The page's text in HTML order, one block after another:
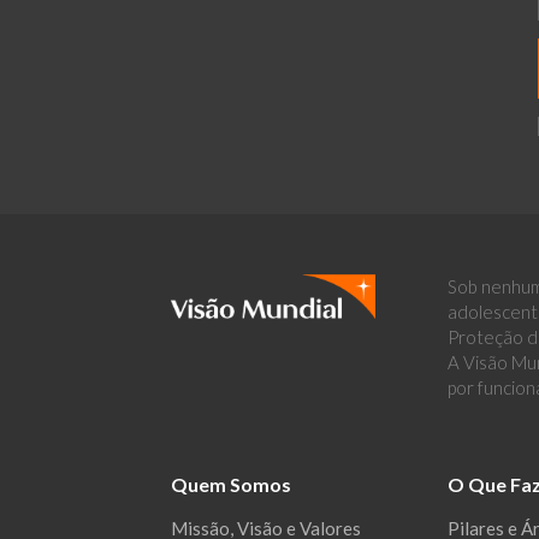
Sob
Proteção
A Visão
por
Quem Somos
Missão, Visão e Valores
O Que
Pilares e